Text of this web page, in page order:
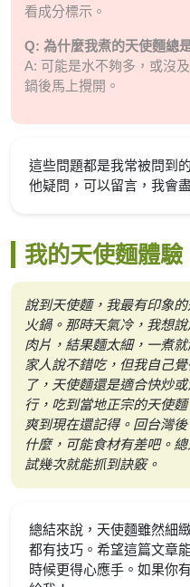
看成分標示。
Q: 為什麼我煮的天使麵總
A: 可能是水不夠多，或沒
鍋後馬上攪開。
這些問題都是我常被問到
他疑問，可以留言，我會
我的天使麵體
說到天使麵，我最有印象
火鍋。那時天氣冷，我想
肉片，結果麵太細，一煮
家人說不錯吃，但我自己
了，天使麵還是適合快炒
行，吃到當地正宗的天使
爽到現在還記得。回台灣
什麼，可能食材有差吧。
試幾次就能抓到訣竅。
總結來說，天使麵雖然細
都有技巧。希望這篇文章
時候更得心應手。如果你